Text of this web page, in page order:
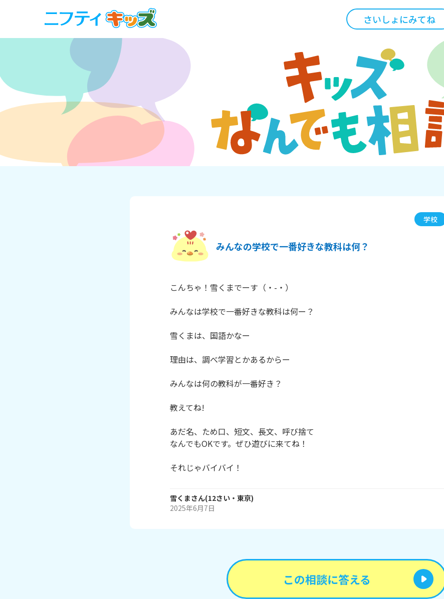
さいしょにみてね
学校
みんなの学校で一番好きな教科は何？
こんちゃ！雪くまでーす（・-・）
みんなは学校で一番好きな教科は何ー？
雪くまは、国語かなー
理由は、調べ学習とかあるからー
みんなは何の教科が一番好き？
教えてね!
あだ名、ため口、短文、長文、呼び捨て
なんでもOKです。ぜひ遊びに来てね！
それじゃバイバイ！
雪くまさん(12さい・ 東京)
2025年6月7日
この相談に答える